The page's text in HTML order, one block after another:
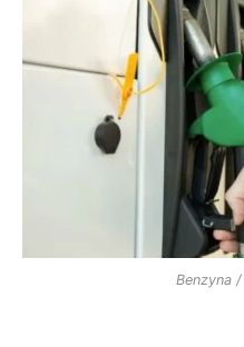
Benzyna